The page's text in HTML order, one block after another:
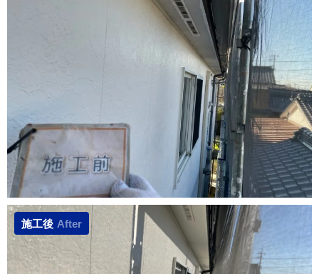
施工後 After